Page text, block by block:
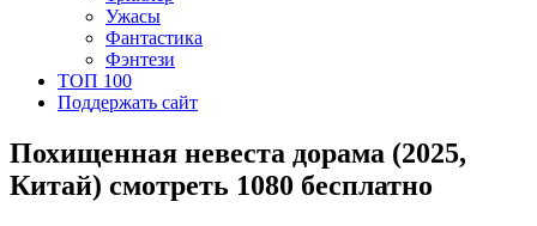
Ужасы
Фантастика
Фэнтези
ТОП 100
Поддержать сайт
Похищенная невеста дорама (2025,
Китай) смотреть 1080 бесплатно